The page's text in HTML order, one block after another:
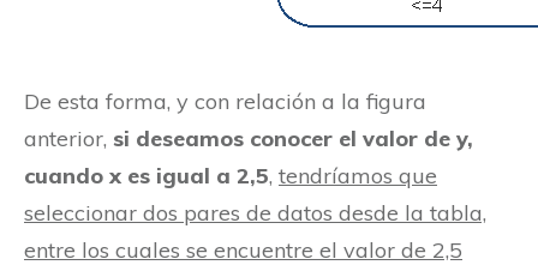
De esta forma, y con relación a la figura
anterior, si deseamos conocer el valor de y,
cuando x es igual a 2,5, tendríamos que
seleccionar dos pares de datos desde la tabla,
entre los cuales se encuentre el valor de 2,5